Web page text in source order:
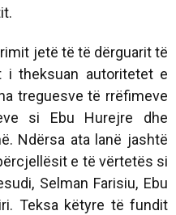
jetë të të dërguarit të
i theksuan autoritetet e
treguesve të rrëfimeve
si Ebu Hurejre dhe
Ndërsa ata lanë jashtë
e të vërtetës si
Selman Farisiu, Ebu
Teksa këtyre të fundit